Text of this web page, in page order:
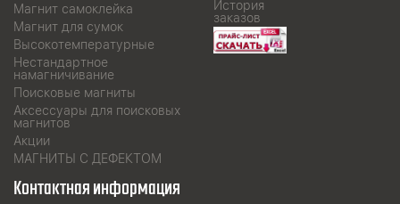
Магнит самоклейка
Магнит для сумок
Высокотемпературные
Нестандартное
намагничивание
Поисковые магниты
Аксессуары для поисковых
магнитов
Акции
МАГНИТЫ С ДЕФЕКТОМ
История
заказов
Контактная информация